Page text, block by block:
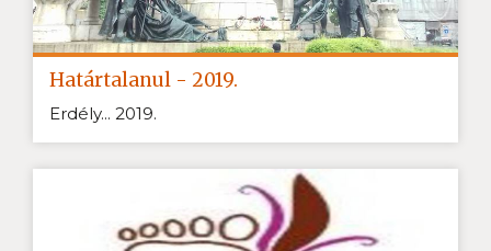
Határtalanul - 2019.
Erdély... 2019.